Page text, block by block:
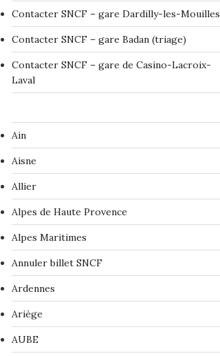
Contacter SNCF – gare Dardilly-les-Mouilles
Contacter SNCF – gare Badan (triage)
Contacter SNCF – gare de Casino-Lacroix-
Laval
Ain
Aisne
Allier
Alpes de Haute Provence
Alpes Maritimes
Annuler billet SNCF
Ardennes
Ariège
AUBE